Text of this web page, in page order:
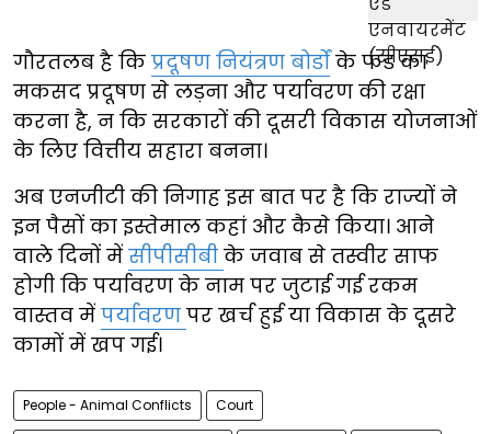
गौरतलब है कि प्रदूषण नियंत्रण बोर्डोंके फंड का
मकसद प्रदूषण से लड़ना और पर्यावरण की रक्षा
करना है, न कि सरकारों की दूसरी विकास योजनाओं
के लिए वित्तीय सहारा बनना।
अब एनजीटी की निगाह इस बात पर है कि राज्यों ने
इन पैसों का इस्तेमाल कहां और कैसे किया। आने
वाले दिनों में सीपीसीबी के जवाब से तस्वीर साफ
होगी कि पर्यावरण के नाम पर जुटाई गई रकम
वास्तव में पर्यावरण पर खर्च हुई या विकास के दूसरे
कामों में खप गई।
People - Animal Conflicts Court